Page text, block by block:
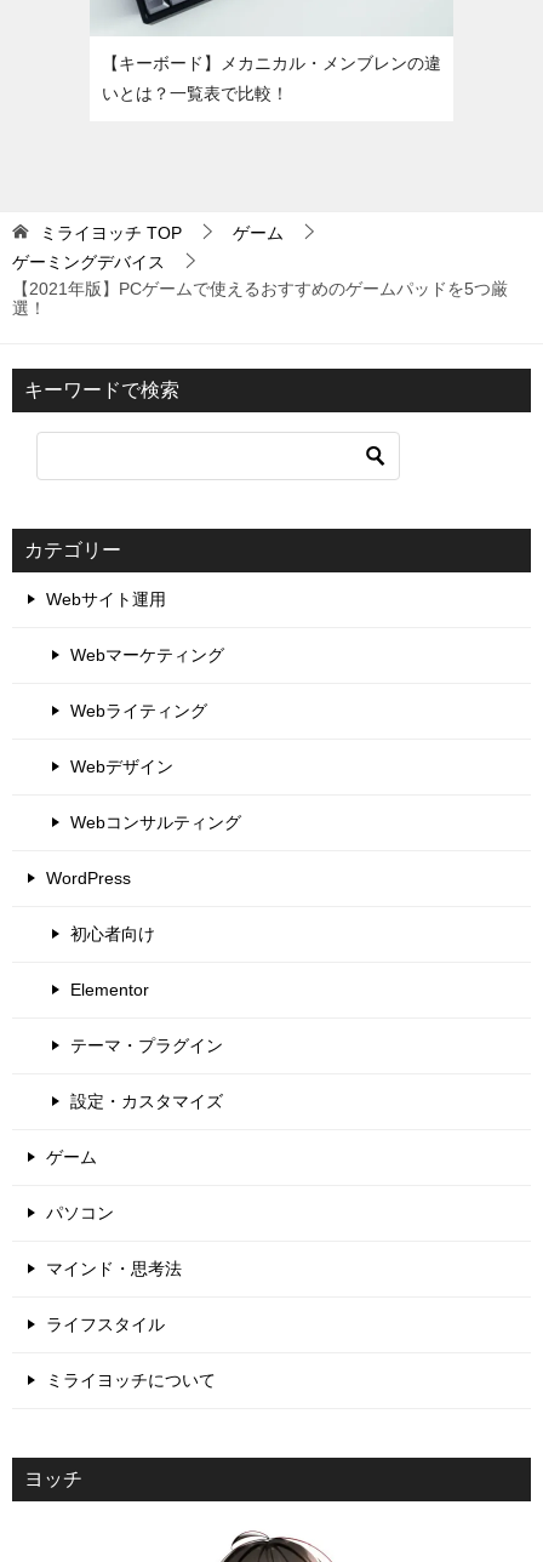
【キーボード】メカニカル・メンブレンの違
いとは？一覧表で比較！
ミライヨッチ TOP
ゲーム
ゲーミングデバイス
【2021年版】PCゲームで使えるおすすめのゲームパッドを5つ厳
選！
キーワードで検索
カテゴリー
Webサイト運用
Webマーケティング
Webライティング
Webデザイン
Webコンサルティング
WordPress
初心者向け
Elementor
テーマ・プラグイン
設定・カスタマイズ
ゲーム
パソコン
マインド・思考法
ライフスタイル
ミライヨッチについて
ヨッチ